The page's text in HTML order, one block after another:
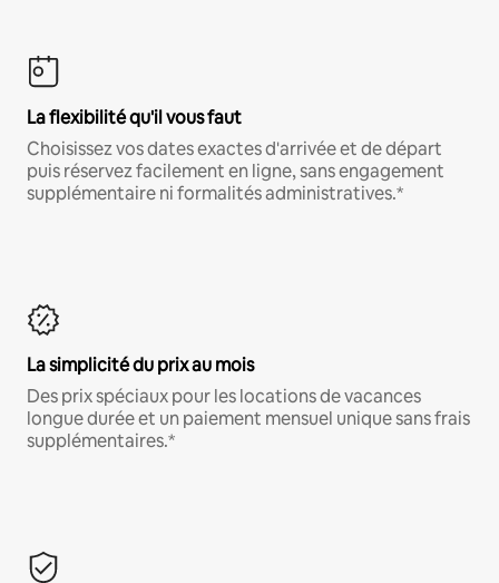
La flexibilité qu'il vous faut
Choisissez vos dates exactes d'arrivée et de départ
puis réservez facilement en ligne, sans engagement
supplémentaire ni formalités administratives.*
La simplicité du prix au mois
Des prix spéciaux pour les locations de vacances
longue durée et un paiement mensuel unique sans frais
supplémentaires.*